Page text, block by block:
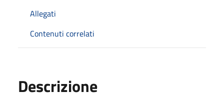
Allegati
Contenuti correlati
Descrizione